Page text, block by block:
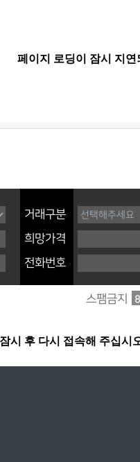
거래구분
희망가격
전화번호
스팸금지